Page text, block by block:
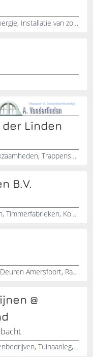
Zonnepanelen, Solar panels, Zonne energie, Installatie van zonnepanelen, Montage van zonnepanelen, Bevestigen van zonnepanelen, Energie besparen, Energiebesparing, Screenline, Kozijnenmakelaar
Linden
Interieurwerkzaamheden, Timmerwerkzaamheden, Trappenspecialist, Kozijnwerk, Houten trappen, Sierkanten, Deuren, Ramen, Ronde kozijnen
B.V.
Deuren, Serre's en Veranda's, Kozijnen, Timmerfabrieken, Kozijnen en Serrebouw
Kozijnen Almere, Dakkapel Hilversum, Deuren Amersfoort, Ramen Amstelveen, Noord-Holland
@
Schuttingen, Vijvers, Badkamer, Klussenbedrijven, Tuinaanleg, Daktechnieken, Kozijnen, Ramen, Deuren, Sanitair, Verbouwingen, Tuinontwerp